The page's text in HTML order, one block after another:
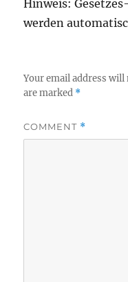
Hinweis:
werden
Your email address will
are marked *
COMMENT *